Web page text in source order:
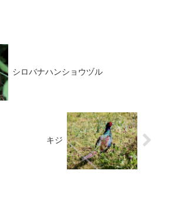
シロバナハンショウヅル
キジ